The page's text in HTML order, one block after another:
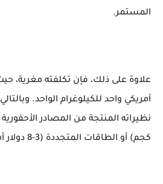
المستمر.
علاوة على ذلك، فإن تكلفته مغرية،
أمريكي واحد للكيلوغرام الواحد.
كجم) أو الطاقات المتجددة (3-8 دولار أمريكي/كجم).